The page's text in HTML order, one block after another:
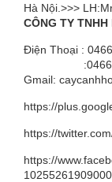
Hà Nội.>>>
CÔNG TY
Điện Thoại :
Gmail:
https://
https://
https://